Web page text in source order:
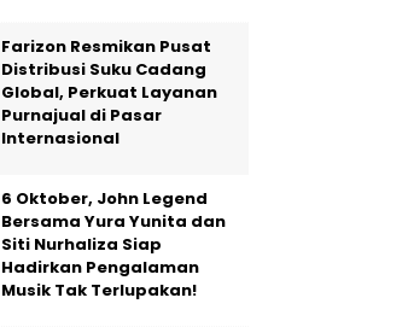
Farizon Resmikan Pusat
Distribusi Suku Cadang
Global, Perkuat Layanan
Purnajual di Pasar
Internasional
6 Oktober, John Legend
Bersama Yura Yunita dan
Siti Nurhaliza Siap
Hadirkan Pengalaman
Musik Tak Terlupakan!